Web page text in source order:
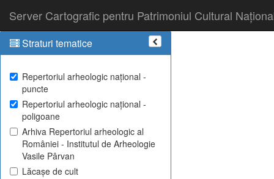
Server Cartografic pentru Patrimoniul Cultural
Straturi tematice
Repertoriul arheologic național -
puncte
Repertoriul arheologic național -
poligoane
Arhiva Repertoriul arheologic al
României - Institutul de Arheologie
Vasile Pârvan
Lăcașe de cult